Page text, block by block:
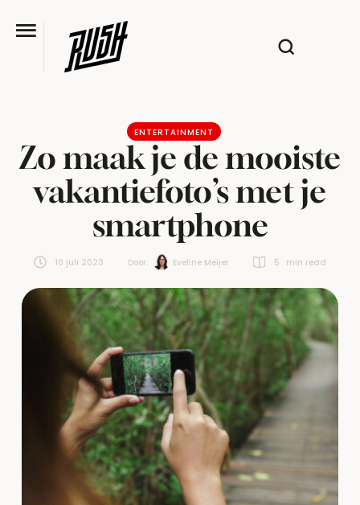
ENTERTAINMENT
Zo maak je de mooiste
vakantiefoto’s met je
smartphone
10 juli 2023 Door: Eveline Meijer 5 min read